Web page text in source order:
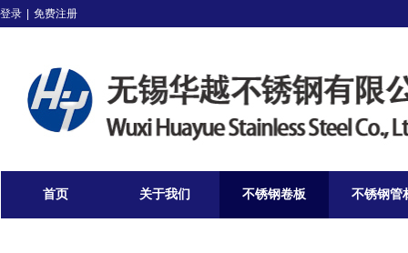
首页 关于我们 不锈钢卷板 不锈钢管
登录 免费注册